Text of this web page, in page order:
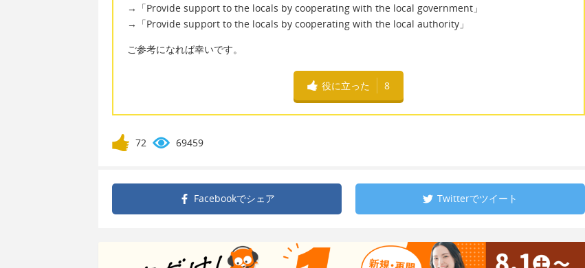
→「Provide support to the locals by cooperating with the local government」
→「Provide support to the locals by cooperating with the local authority」
ご参考になれば幸いです。
役に立った 8
72 69459
Facebookでシェア Twitterでツイート